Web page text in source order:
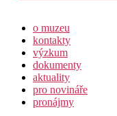
o muzeu
kontakty
výzkum
dokumenty
aktuality
pro novináře
pronájmy